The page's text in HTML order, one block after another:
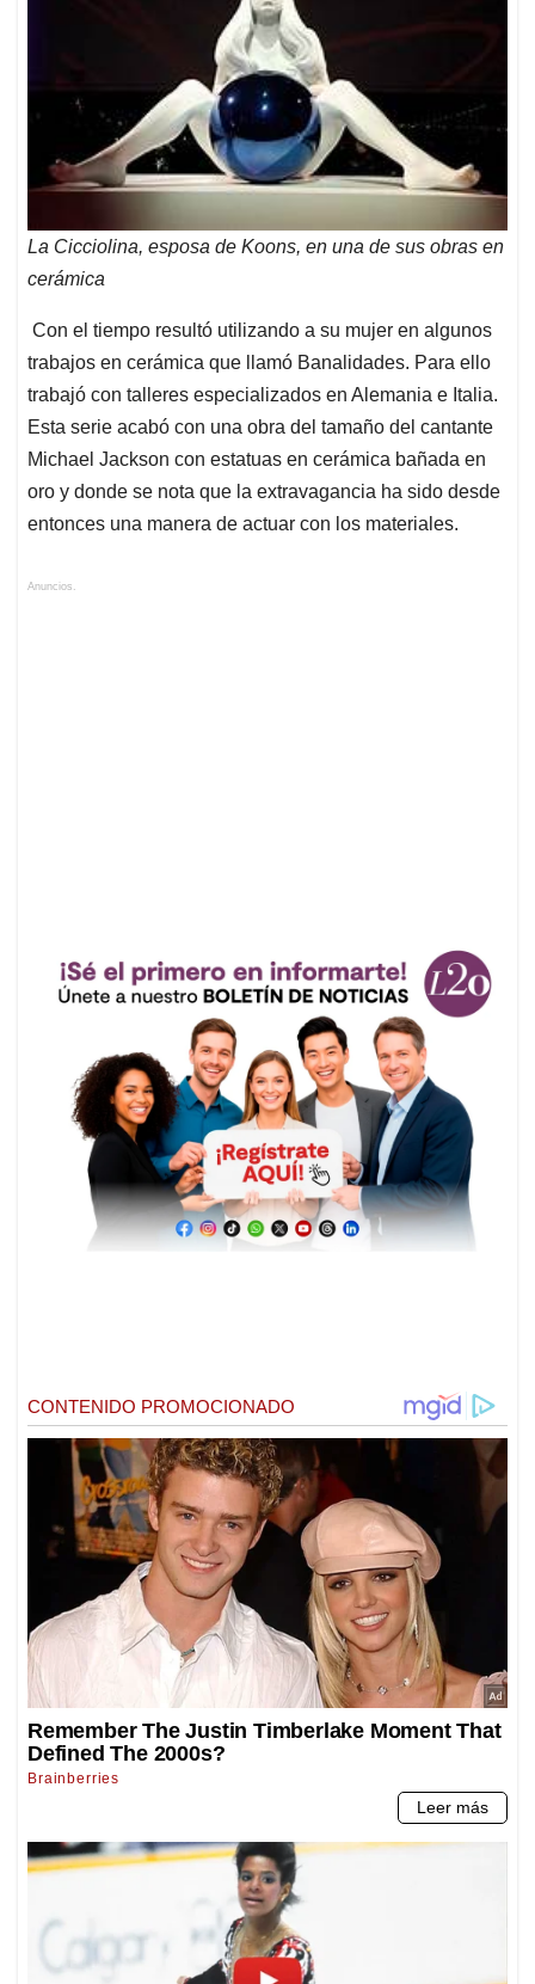
La Cicciolina, esposa de Koons, en una de sus obras en
cerámica
Con el tiempo resultó utilizando a su mujer en algunos
trabajos en cerámica que llamó Banalidades. Para ello
trabajó con talleres especializados en Alemania e Italia.
Esta serie acabó con una obra del tamaño del cantante
Michael Jackson con estatuas en cerámica bañada en
oro y donde se nota que la extravagancia ha sido desde
entonces una manera de actuar con los materiales.
Anuncios.